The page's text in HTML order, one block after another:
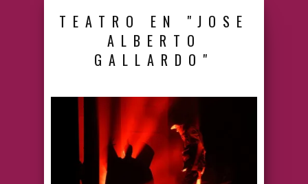
TEATRO EN "JOSE
ALBERTO
GALLARDO"